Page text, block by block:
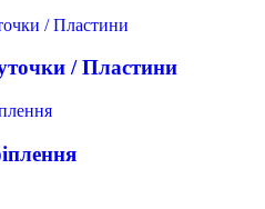
/ Пластини